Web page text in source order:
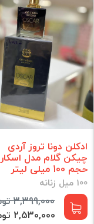
ادکلن دونا تروز آردی
چیکن گلام مدل اسکار
حجم 100 میلی لیتر
100 میل زنانه
3,399,000 تومان
2,530,000 تومان